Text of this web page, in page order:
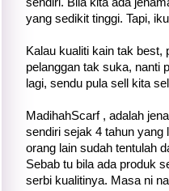
yang sedikit tinggi. Tapi,
Kalau kualiti kain tak best,
pelanggan tak suka, nanti
lagi, sendu pula sell kita
MadihahScarf , adalah
sendiri sejak 4 tahun yang
orang lain sudah tentulah
Sebab tu bila ada produk
serbi kualitinya. Masa ni